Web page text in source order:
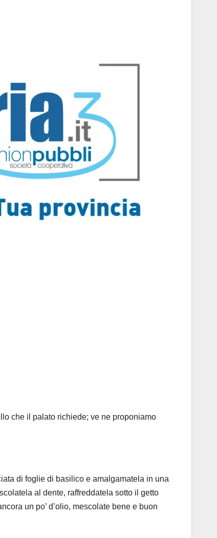
che il palato richiede; ve ne proponiamo
di foglie di basilico e amalgamatela in una
al dente, raffreddatela sotto il getto
un po’ d’olio, mescolate bene e buon